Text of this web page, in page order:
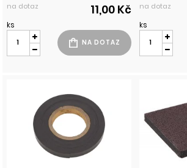
na dotaz 11,00 Kč
ks
na dotaz
ks